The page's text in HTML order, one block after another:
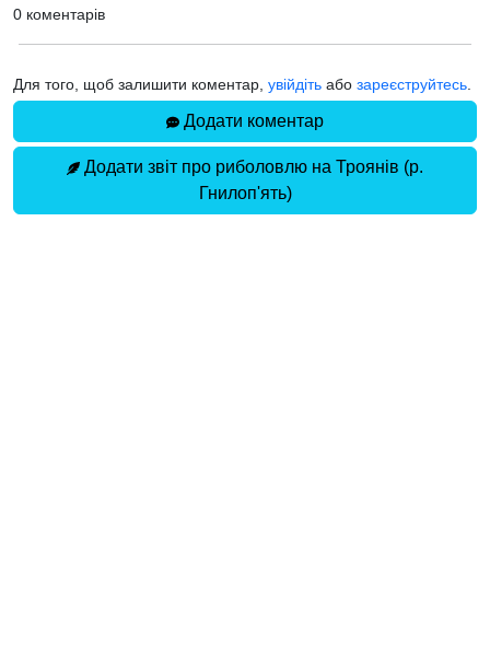
0 коментарів
Для того, щоб залишити коментар, увійдіть або зареєструйтесь
Додати коментар
Додати звіт про риболовлю на Троянів (р.
Гнилоп'ять)